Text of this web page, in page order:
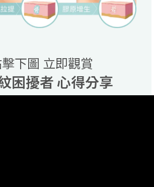
下圖 立即觀賞
困擾者 心得分享